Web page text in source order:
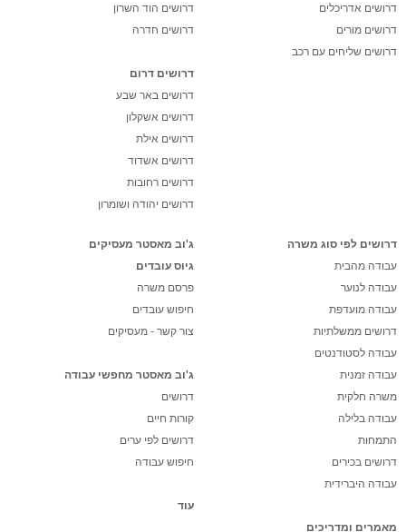
דרושים אדריכלים
דרושים מורים
דרושים שליחים עם רכב
דרושים הוד השרון
דרושים חדרה
דרושים דרום
דרושים באר שבע
דרושים אשקלון
דרושים אילת
דרושים אשדוד
דרושים רחובות
דרושים יהודה ושומרון
דרושים לפי סוג משרה
עבודה מהבית
עבודה לנוער
עבודה מועדפת
דרושים ממשלתיות
עבודה לסטודנטים
עבודה זמנית
משרה חלקית
עבודה בלילה
התמחות
דרושים בכירים
עבודה היברידית
מאמרים ומדריכים
ג'וב מאסטר מעסיקים
גיוס עובדים
פרסם משרה
חיפוש עובדים
צור קשר - מעסיקים
ג'וב מאסטר מחפשי עבודה
דרושים
קורות חיים
דרושים לפי ערים
חיפוש עבודה
עוד